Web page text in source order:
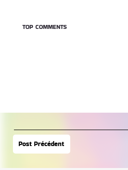
Post Précédent
TOP COMMENTS